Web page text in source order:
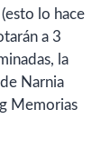
lo hace
a 3
la
Narnia
Memorias